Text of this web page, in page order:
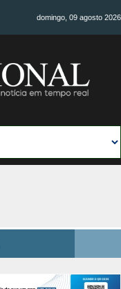
domingo, 09 agosto 2026